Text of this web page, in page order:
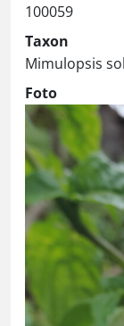
100059
Taxon
Mimulopsis
Foto